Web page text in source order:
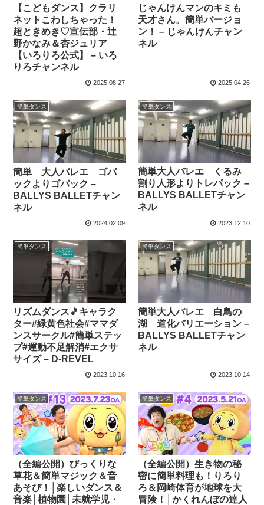
【こどもダンス】クラリ
ネットこわしちゃった！
超ときめき♡宣伝部・辻
野かなみ＆杏ジュリア
【いろりろ公式】 – いろ
りろチャンネル
2025.08.27
じゃんけんマンのキミも
天才さん。簡単バージョ
ン！ – じゃんけんチャン
ネル
2025.04.26
簡単ダンス
簡単 大人バレエ ゴパ
ックよりゴパック –
BALLYS BALLETチャン
ネル
2024.02.09
簡単ダンス
簡単大人バレエ くるみ
割り人形よりトレパック –
BALLYS BALLETチャン
ネル
2023.12.10
簡単ダンス
リズムダンス🎵キャラク
ター#緑黄色社会#ママダ
ンスサークル#簡単ステッ
プ#運動不足解消#エクサ
サイズ – D-REVEL
2023.10.16
簡単ダンス
簡単大人バレエ 白鳥の
湖 道化バリエーション –
BALLYS BALLETチャン
ネル
2023.10.14
簡単ダンス
（全編公開）びっくりな
草花＆簡単マジック＆音
あそび！│楽しいダンス＆
音楽│植物園│未就学児・
簡単ダンス
（全編公開）生き物の秘
密に簡単料理も！りろり
ろ＆岡崎体育が地球を大
冒険！│かくれんぼの達人